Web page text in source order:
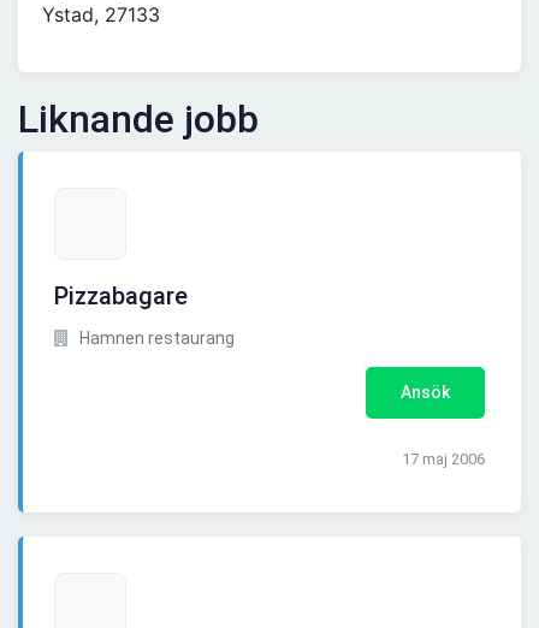
Ystad, 27133
Liknande jobb
Pizzabagare
Hamnen restaurang
Ansök
17 maj 2006